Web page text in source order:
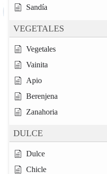
Sandía
VEGETALES
Vegetales
Vainita
Apio
Berenjena
Zanahoria
DULCE
Dulce
Chicle